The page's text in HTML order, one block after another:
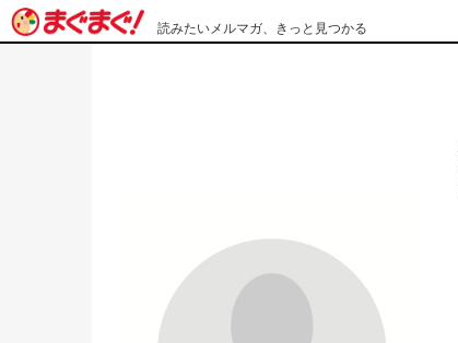
読みたいメルマガ、きっと見つかる